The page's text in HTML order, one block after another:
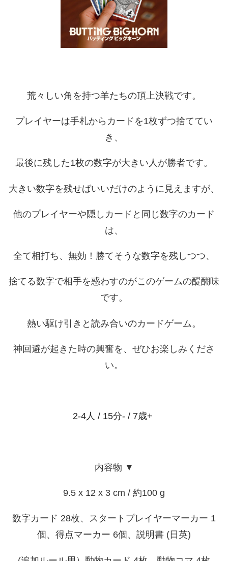
荒々しい角を持つ羊たちの頂上決戦です。
プレイヤーは手札からカードを1枚ずつ捨ててい
き、
最後に残した1枚の数字が大きい人が勝者です。
大きい数字を残せばいいだけのように見えますが、
他のプレイヤーや隠しカードと同じ数字のカード
は、
全て相打ち、無効！勝てそうな数字を残しつつ、
捨てる数字で相手を惑わすのがこのゲームの醍醐味
です。
熱い駆け引きと読み合いのカードゲーム。
神回避が起きた時の興奮を、ぜひお楽しみくださ
い。
2-4人 / 15分- / 7歳+
内容物 ▼
9.5 x 12 x 3 cm / 約100 g
数字カード 28枚、スタートプレイヤーマーカー 1
個、得点マーカー 6個、説明書 (日英)